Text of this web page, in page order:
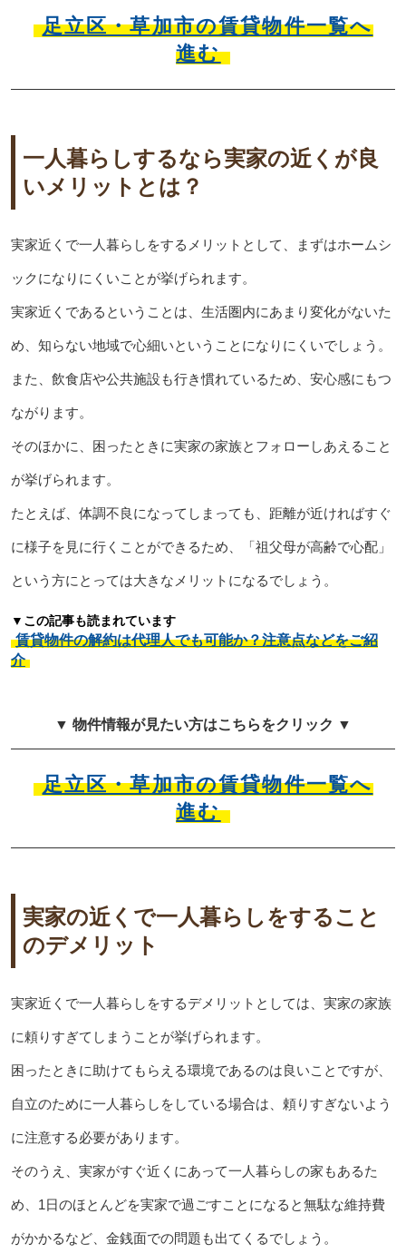
足立区・草加市の賃貸物件一覧へ
進む
一人暮らしするなら実家の近くが良
いメリットとは？
実家近くで一人暮らしをするメリットとして、まずはホームシ
ックになりにくいことが挙げられます。
実家近くであるということは、生活圏内にあまり変化がないた
め、知らない地域で心細いということになりにくいでしょう。
また、飲食店や公共施設も行き慣れているため、安心感にもつ
ながります。
そのほかに、困ったときに実家の家族とフォローしあえること
が挙げられます。
たとえば、体調不良になってしまっても、距離が近ければすぐ
に様子を見に行くことができるため、「祖父母が高齢で心配」
という方にとっては大きなメリットになるでしょう。
▼この記事も読まれています
賃貸物件の解約は代理人でも可能か？注意点などをご紹
介
▼ 物件情報が見たい方はこちらをクリック ▼
足立区・草加市の賃貸物件一覧へ
進む
実家の近くで一人暮らしをすること
のデメリット
実家近くで一人暮らしをするデメリットとしては、実家の家族
に頼りすぎてしまうことが挙げられます。
困ったときに助けてもらえる環境であるのは良いことですが、
自立のために一人暮らしをしている場合は、頼りすぎないよう
に注意する必要があります。
そのうえ、実家がすぐ近くにあって一人暮らしの家もあるた
め、1日のほとんどを実家で過ごすことになると無駄な維持費
がかかるなど、金銭面での問題も出てくるでしょう。